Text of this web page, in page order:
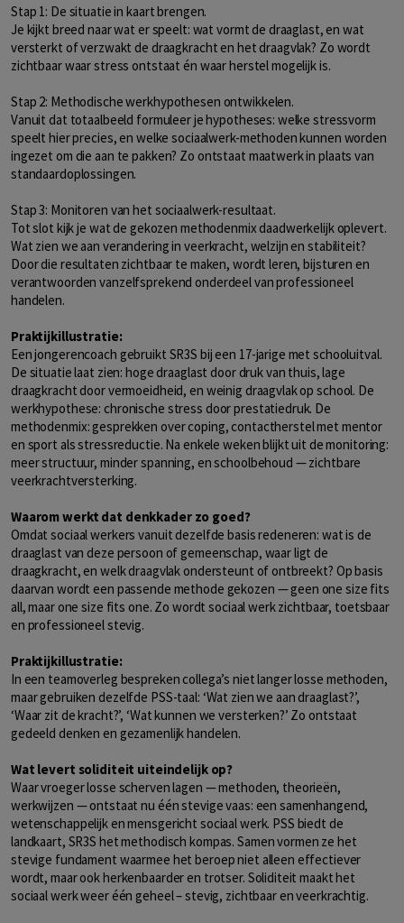
Stap 1: De situatie in kaart brengen.
Je kijkt breed naar wat er speelt: wat vormt de draaglast, en wat
versterkt of verzwakt de draagkracht en het draagvlak? Zo wordt
zichtbaar waar stress ontstaat én waar herstel mogelijk is.
Stap 2: Methodische werkhypothesen ontwikkelen.
Vanuit dat totaalbeeld formuleer je hypotheses: welke stressvorm
speelt hier precies, en welke sociaalwerk-methoden kunnen worden
ingezet om die aan te pakken? Zo ontstaat maatwerk in plaats van
standaardoplossingen.
Stap 3: Monitoren van het sociaalwerk-resultaat.
Tot slot kijk je wat de gekozen methodenmix daadwerkelijk oplevert.
Wat zien we aan verandering in veerkracht, welzijn en stabiliteit?
Door die resultaten zichtbaar te maken, wordt leren, bijsturen en
verantwoorden vanzelfsprekend onderdeel van professioneel
handelen.
Praktijkillustratie:
Een jongerencoach gebruikt SR3S bij een 17-jarige met schooluitval.
De situatie laat zien: hoge draaglast door druk van thuis, lage
draagkracht door vermoeidheid, en weinig draagvlak op school. De
werkhypothese: chronische stress door prestatiedruk. De
methodenmix: gesprekken over coping, contactherstel met mentor
en sport als stressreductie. Na enkele weken blijkt uit de monitoring:
meer structuur, minder spanning, en schoolbehoud — zichtbare
veerkrachtversterking.
Waarom werkt dat denkkader zo goed?
Omdat sociaal werkers vanuit dezelfde basis redeneren: wat is de
draaglast van deze persoon of gemeenschap, waar ligt de
draagkracht, en welk draagvlak ondersteunt of ontbreekt? Op basis
daarvan wordt een passende methode gekozen — geen one size fits
all, maar one size fits one. Zo wordt sociaal werk zichtbaar, toetsbaar
en professioneel stevig.
Praktijkillustratie:
In een teamoverleg bespreken collega’s niet langer losse methoden,
maar gebruiken dezelfde PSS-taal: ‘Wat zien we aan draaglast?’,
‘Waar zit de kracht?’, ‘Wat kunnen we versterken?’ Zo ontstaat
gedeeld denken en gezamenlijk handelen.
Wat levert soliditeit uiteindelijk op?
Waar vroeger losse scherven lagen — methoden, theorieën,
werkwijzen — ontstaat nu één stevige vaas: een samenhangend,
wetenschappelijk en mensgericht sociaal werk. PSS biedt de
landkaart, SR3S het methodisch kompas. Samen vormen ze het
stevige fundament waarmee het beroep niet alleen effectiever
wordt, maar ook herkenbaarder en trotser. Soliditeit maakt het
sociaal werk weer één geheel – stevig, zichtbaar en veerkrachtig.